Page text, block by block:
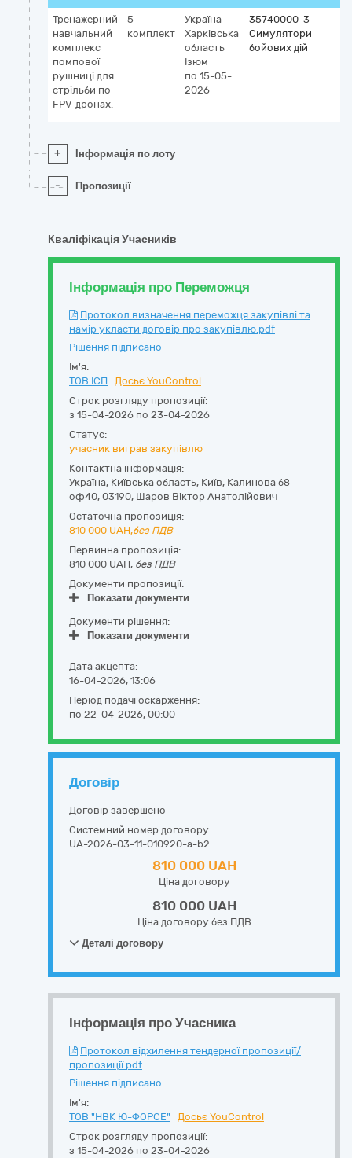
Тренажерний
навчальний
комплекс
помпової
рушниці для
стрільби по
FPV-дронах.
5
комплект
Україна
Харківська
область
Ізюм
по 15-05-
2026
35740000-3
Симулятори
бойових дій
+ Інформація по лоту
- Пропозиції
Кваліфікація Учасників
Інформація про Переможця
Протокол визначення переможця закупівлі та
намір укласти договір про закупівлю.pdf
Рішення підписано
Ім'я:
ТОВ ІСП Досьє YouControl
Строк розгляду пропозиції:
з 15-04-2026 по 23-04-2026
Статус:
учасник виграв закупівлю
Контактна інформація:
Україна, Київська область, Київ, Калинова б8
оф40, 03190, Шаров Віктор Анатолійович
Остаточна пропозиція:
810 000 UAH,без ПДВ
Первинна пропозиція:
810 000 UAH, без ПДВ
Документи пропозиції:
Показати документи
Документи рішення:
Показати документи
Дата акцепта:
16-04-2026, 13:06
Період подачі оскарження:
по 22-04-2026, 00:00
Договір
Договір завершено
Системний номер договору:
UA-2026-03-11-010920-a-b2
810 000 UAH
Ціна договору
810 000 UAH
Ціна договору без ПДВ
Деталі договору
Інформація про Учасника
Протокол відхилення тендерної пропозиції/
пропозиції.pdf
Рішення підписано
Ім'я:
ТОВ "НВК Ю-ФОРСЕ"
Досьє YouControl
Строк розгляду пропозиції:
з 15-04-2026 по 23-04-2026